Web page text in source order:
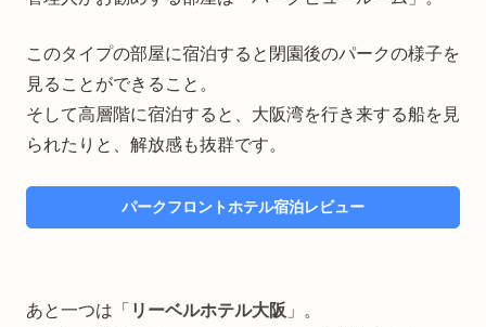
このタイプの部屋に宿泊すると閉園後のパークの様子を
見ることができること。
そして高層階に宿泊すると、大阪湾を行き来する船を見
られたりと、解放感も抜群です。
パークフロントホテル宿泊レビュー
あと一つは「 リーベルホテル大阪 」。